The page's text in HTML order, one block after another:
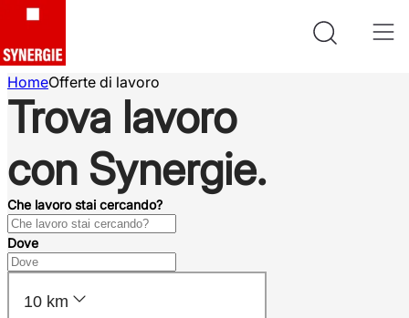
HomeOfferte di lavoro
Trova lavoro
con Synergie.
Che lavoro stai cercando?
Dove
10 km